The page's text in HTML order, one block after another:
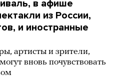
в афише
из России,
и иностранные
артисты и зрители,
вновь почувствовать